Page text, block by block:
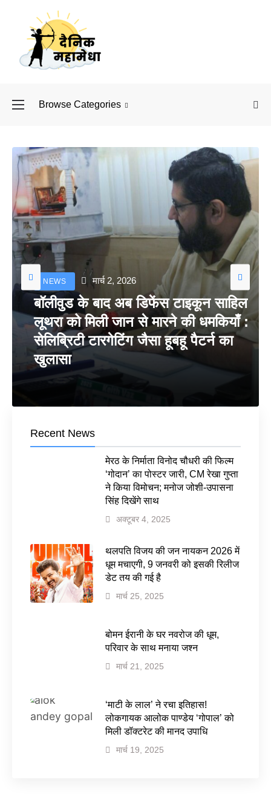
Browse Categories
NEWS मार्च 2, 2026
बॉलीवुड के बाद अब डिफेंस टाइकून साहिल
लूथरा को मिली जान से मारने की धमकियाँ :
सेलिब्रिटी टारगेटिंग जैसा हूबहू पैटर्न का
खुलासा
Recent News
मेरठ के निर्माता विनोद चौधरी की फिल्म
‘गोदान’ का पोस्टर जारी, CM रेखा गुप्ता
ने किया विमोचन; मनोज जोशी-उपासना
सिंह दिखेंगे साथ
अक्टूबर 4, 2025
थलपति विजय की जन नायकन 2026 में
धूम मचाएगी, 9 जनवरी को इसकी रिलीज
डेट तय की गई है
मार्च 25, 2025
बोमन ईरानी के घर नवरोज की धूम,
परिवार के साथ मनाया जश्न
मार्च 21, 2025
‘माटी के लाल’ ने रचा इतिहास!
लोकगायक आलोक पाण्डेय ‘गोपाल’ को
मिली डॉक्टरेट की मानद उपाधि
मार्च 19, 2025